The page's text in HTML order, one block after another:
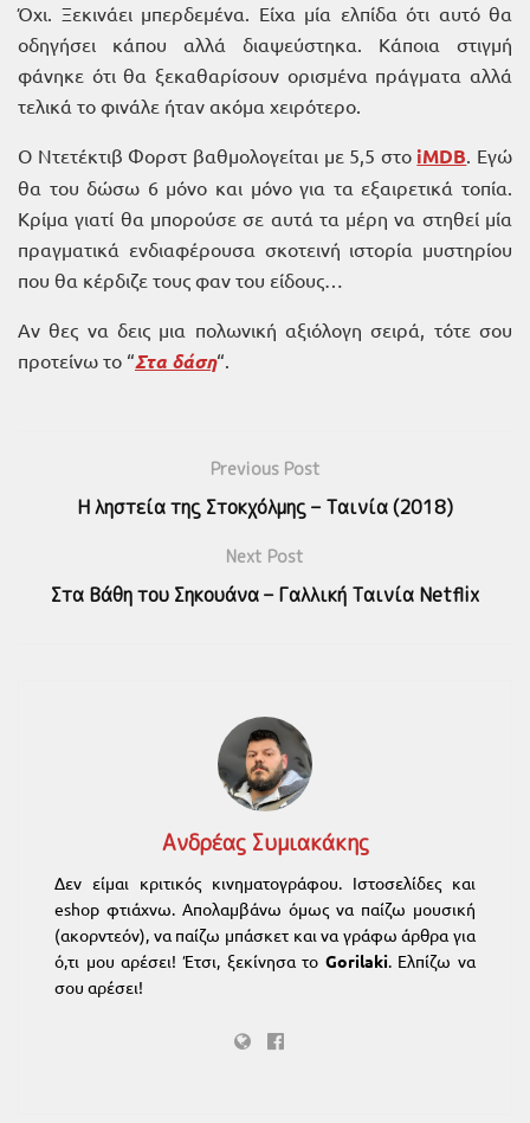
Όχι. Ξεκινάει μπερδεμένα. Είχα μία ελπίδα ότι αυτό θα
οδηγήσει κάπου αλλά διαψεύστηκα. Κάποια στιγμή
φάνηκε ότι θα ξεκαθαρίσουν ορισμένα πράγματα αλλά
τελικά το φινάλε ήταν ακόμα χειρότερο.
Ο Ντετέκτιβ Φορστ βαθμολογείται με 5,5 στο iMDB. Εγώ
θα του δώσω 6 μόνο και μόνο για τα εξαιρετικά τοπία.
Κρίμα γιατί θα μπορούσε σε αυτά τα μέρη να στηθεί μία
πραγματικά ενδιαφέρουσα σκοτεινή ιστορία μυστηρίου
που θα κέρδιζε τους φαν του είδους…
Αν θες να δεις μια πολωνική αξιόλογη σειρά, τότε σου
προτείνω το “Στα δάση“.
Previous Post
Η ληστεία της Στοκχόλμης – Ταινία (2018)
Next Post
Στα Βάθη του Σηκουάνα – Γαλλική Ταινία Netflix
Ανδρέας Συμιακάκης
Δεν είμαι κριτικός κινηματογράφου. Ιστοσελίδες και
eshop φτιάχνω. Απολαμβάνω όμως να παίζω μουσική
(ακορντεόν), να παίζω μπάσκετ και να γράφω άρθρα για
ό,τι μου αρέσει! Έτσι, ξεκίνησα το Gorilaki. Ελπίζω να
σου αρέσει!